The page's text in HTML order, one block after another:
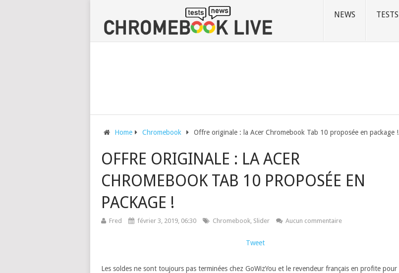
NEWS TESTS
Home Chromebook Offre originale : la Acer Chromebook Tab 10 proposée en package !
OFFRE ORIGINALE : LA ACER
CHROMEBOOK TAB 10 PROPOSÉE EN
PACKAGE !
Fred février 3, 2019, 06:30 Chromebook, Slider Aucun commentaire
Tweet
Les soldes ne sont toujours pas terminées chez GoWizYou et le revendeur français en profite pour